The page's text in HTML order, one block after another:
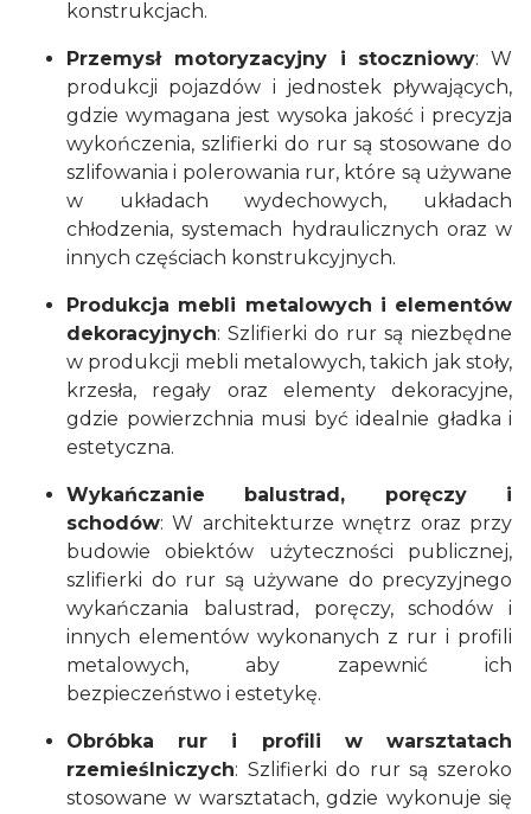
konstrukcjach.
Przemysł motoryzacyjny i stoczniowy: W
produkcji pojazdów i jednostek pływających,
gdzie wymagana jest wysoka jakość i precyzja
wykończenia, szlifierki do rur są stosowane do
szlifowania i polerowania rur, które są używane
w układach wydechowych, układach
chłodzenia, systemach hydraulicznych oraz w
innych częściach konstrukcyjnych.
Produkcja mebli metalowych i elementów
dekoracyjnych: Szlifierki do rur są niezbędne
w produkcji mebli metalowych, takich jak stoły,
krzesła, regały oraz elementy dekoracyjne,
gdzie powierzchnia musi być idealnie gładka i
estetyczna.
Wykańczanie balustrad, poręczy i
schodów: W architekturze wnętrz oraz przy
budowie obiektów użyteczności publicznej,
szlifierki do rur są używane do precyzyjnego
wykańczania balustrad, poręczy, schodów i
innych elementów wykonanych z rur i profili
metalowych, aby zapewnić ich
bezpieczeństwo i estetykę.
Obróbka rur i profili w warsztatach
rzemieślniczych: Szlifierki do rur są szeroko
stosowane w warsztatach, gdzie wykonuje się